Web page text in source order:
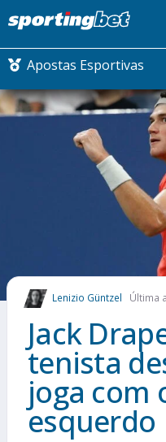
Apostas Esportivas
CONMEBOL
FUTEBOL
FUTEBOL
COMO
MAIS ESPORTES
Lenizio Güntzel Última
Jack
tenista
joga com
esquerdo